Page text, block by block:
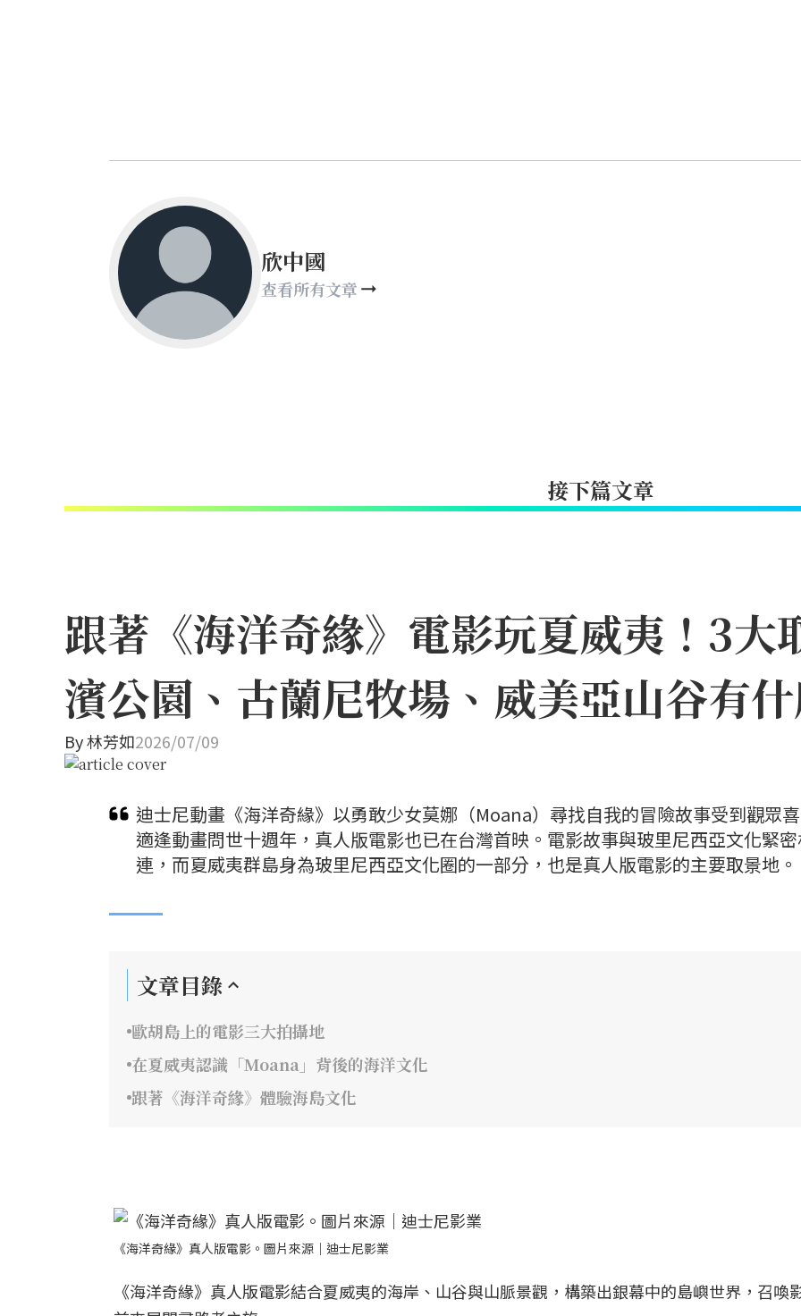
欣中國
查看所有文章
接下篇文章
跟著《海洋奇緣》電影玩夏威夷！3大
濱公園、古蘭尼牧場、威美亞山谷有
By林芳如2026/07/09
迪士尼動畫《海洋奇緣》以勇敢少女莫娜（Moana）尋找自我的冒險故事受到觀眾
適逢動畫問世十週年，真人版電影也已在台灣首映。電影故事與玻里尼西亞文化緊
連，而夏威夷群島身為玻里尼西亞文化圈的一部分，也是真人版電影的主要取景地。
文章目錄
歐胡島上的電影三大拍攝地
在夏威夷認識「Moana」背後的海洋文化
跟著《海洋奇緣》體驗海島文化
《海洋奇緣》真人版電影。圖片來源｜迪士尼影業
《海洋奇緣》真人版電影結合夏威夷的海岸、山谷與山脈景觀，構築出銀幕中的島嶼世界，召喚